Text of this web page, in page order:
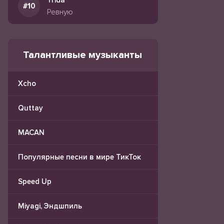
Ревную
Талантливые музыканты
Xcho
Quttay
MACAN
Популярные песни в мире ТикТок
Speed Up
Miyagi, Эндшпиль